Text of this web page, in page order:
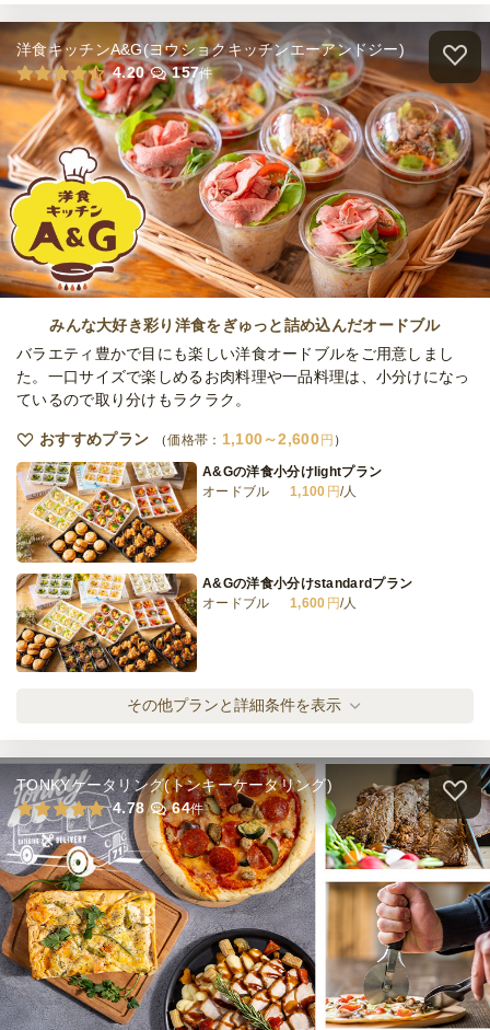
締切 3日前17時
最低ご注文金額 77,000円
お一人様3000円プラン
オードブル
3,000円/人
お一人様3500円プラン
オードブル
3,500円/人
お一人様4000円プラン
お一人様4500円プラン
オードブル
80,000円
洋食キッチンA&G(ヨウショクキッチンエーアンドジー)
4.20
157件
みんな大好き彩り洋食をぎゅっと詰め込んだオードブル
バラエティ豊かで目にも楽しい洋食オードブルをご用意しまし
た。一口サイズで楽しめるお肉料理や一品料理は、小分けになっ
ているので取り分けもラクラク。
おすすめプラン 価格帯： 1,100～2,600 円
A&Gの洋食小分けlightプラン
オードブル
1,100 円/人
A&Gの洋食小分けstandardプラン
オードブル
1,600 円/人
A&Gの洋食小分けspecialプラン
オードブル
2,100円/人
A&Gの洋食小分けdeluxeプラン
オードブル
2,600円/人
全てのプランを見る（4件）
オードブル
締切 1日前13時
最低ご注文金額 80,000円
その他プランと詳細条件を表示
TONKYケータリング(トンキーケータリング)
4.78
64件